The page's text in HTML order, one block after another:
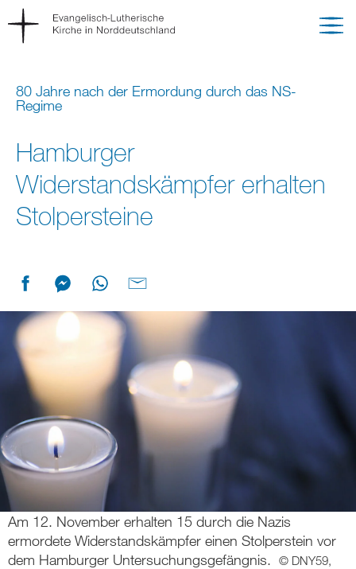
80 Jahre nach der Ermordung durch das NS-
Regime
Hamburger
Widerstandskämpfer erhalten
Stolpersteine
Am 12. November erhalten 15 durch die Nazis
ermordete Widerstandskämpfer einen Stolperstein vor
dem Hamburger Untersuchungsgefängnis.
© DNY59,